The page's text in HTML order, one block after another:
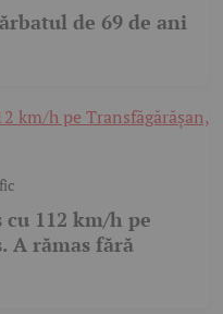
de 69 de ani
112 km/h pe
A rămas fără